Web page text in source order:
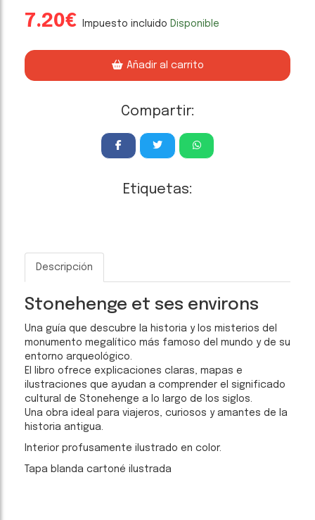
7.20€ Impuesto incluido Disponible
Añadir al carrito
Compartir:
Etiquetas:
Descripción
Stonehenge et ses environs
Una guía que descubre la historia y los misterios del
monumento megalítico más famoso del mundo y de su
entorno arqueológico.
El libro ofrece explicaciones claras, mapas e
ilustraciones que ayudan a comprender el significado
cultural de Stonehenge a lo largo de los siglos.
Una obra ideal para viajeros, curiosos y amantes de la
historia antigua.
Interior profusamente ilustrado en color.
Tapa blanda cartoné ilustrada